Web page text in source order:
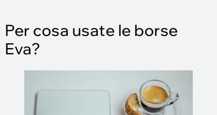
Per cosa usate le borse
Eva?